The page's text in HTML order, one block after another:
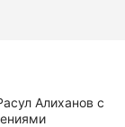
Алиханов с